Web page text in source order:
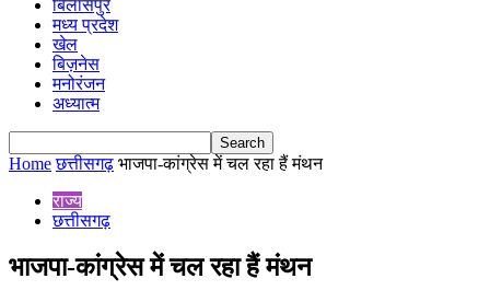
बिलासपुर
मध्य प्रदेश
खेल
बिज़नेस
मनोरंजन
अध्यात्म
Home छत्तीसगढ़ भाजपा-कांग्रेस में चल रहा हैं मंथन
राज्य
छत्तीसगढ़
भाजपा-कांग्रेस में चल रहा हैं मंथन